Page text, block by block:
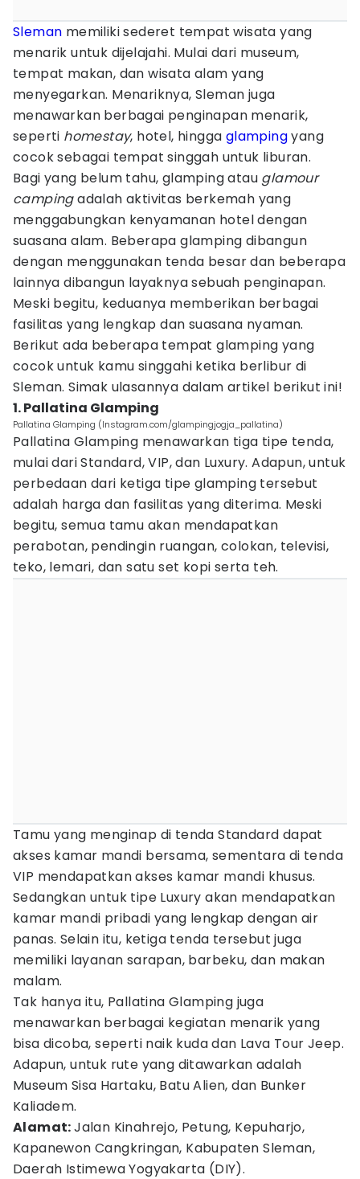
Sleman memiliki sederet tempat wisata yang
menarik untuk dijelajahi. Mulai dari museum,
tempat makan, dan wisata alam yang
menyegarkan. Menariknya, Sleman juga
menawarkan berbagai penginapan menarik,
seperti homestay, hotel, hingga glampingyang
cocok sebagai tempat singgah untuk liburan.
Bagi yang belum tahu, glamping atau glamour
campingadalah aktivitas berkemah yang
menggabungkan kenyamanan hotel dengan
suasana alam. Beberapa glamping dibangun
dengan menggunakan tenda besar dan beberapa
lainnya dibangun layaknya sebuah penginapan.
Meski begitu, keduanya memberikan berbagai
fasilitas yang lengkap dan suasana nyaman.
Berikut ada beberapa tempat glamping yang
cocok untuk kamu singgahi ketika berlibur di
Sleman. Simak ulasannya dalam artikel berikut ini!
1. Pallatina Glamping
Pallatina Glamping (Instagram.com/glampingjogja_pallatina)
Pallatina Glamping menawarkan tiga tipe tenda,
mulai dari Standard, VIP, dan Luxury. Adapun, untuk
perbedaan dari ketiga tipe glamping tersebut
adalah harga dan fasilitas yang diterima. Meski
begitu, semua tamu akan mendapatkan
perabotan, pendingin ruangan, colokan, televisi,
teko, lemari, dan satu set kopi serta teh.
Tamu yang menginap di tenda Standard dapat
akses kamar mandi bersama, sementara di tenda
VIP mendapatkan akses kamar mandi khusus.
Sedangkan untuk tipe Luxury akan mendapatkan
kamar mandi pribadi yang lengkap dengan air
panas. Selain itu, ketiga tenda tersebut juga
memiliki layanan sarapan, barbeku, dan makan
malam.
Tak hanya itu, Pallatina Glamping juga
menawarkan berbagai kegiatan menarik yang
bisa dicoba, seperti naik kuda dan Lava Tour Jeep.
Adapun, untuk rute yang ditawarkan adalah
Museum Sisa Hartaku, Batu Alien, dan Bunker
Kaliadem.
Alamat:Jalan Kinahrejo, Petung, Kepuharjo,
Kapanewon Cangkringan, Kabupaten Sleman,
Daerah Istimewa Yogyakarta (DIY).